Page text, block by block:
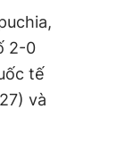
2-0
tế
và